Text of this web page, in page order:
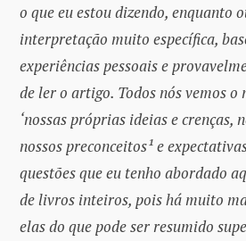
o que eu estou dizendo, enquanto
interpretação muito específica,
experiências pessoais e
de ler o artigo. Todos nós vemos o
‘nossas próprias ideias e crenças,
nossos preconceitos¹ e
questões que eu tenho abordado
de livros inteiros, pois há muito
elas do que pode ser resumido